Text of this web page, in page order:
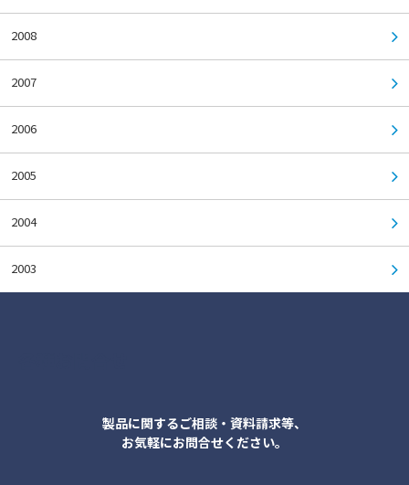
2008
2007
2006
2005
2004
2003
製品に関するご相談・資料請求等、
お気軽にお問合せください。